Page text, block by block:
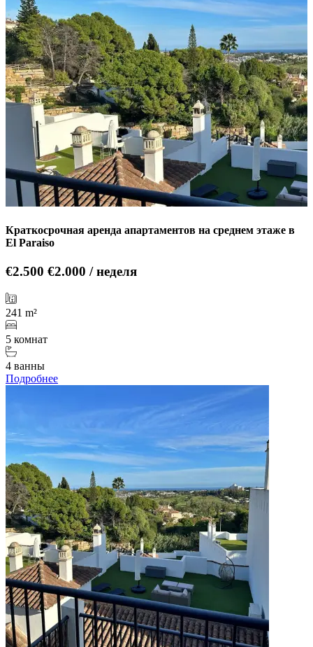
Краткосрочная аренда апартаментов на среднем этаже в
El Paraiso
€2.500 €2.000 / неделя
241 m²
5 комнат
4 ванны
Подробнее